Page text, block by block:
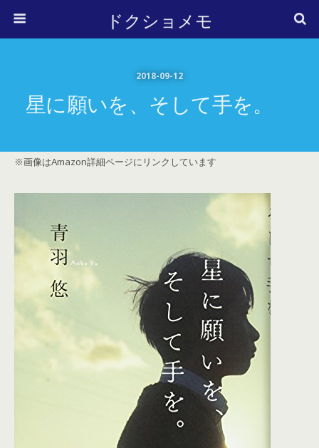
ドクショメモ
2018-09-12
星に願いを、そして手を。
※画像はAmazon詳細ページにリンクしています